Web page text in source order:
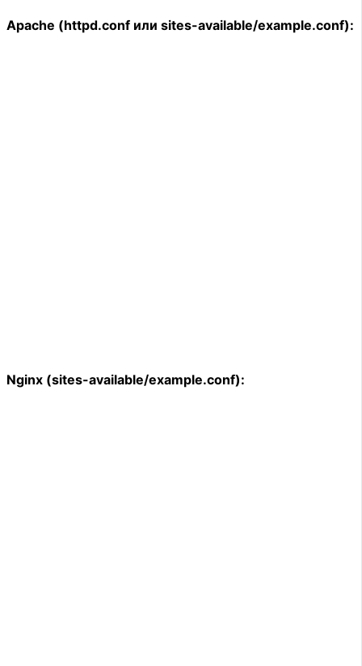
Apache (httpd.conf или sites-available/example.conf):
Nginx (sites-available/example.conf):